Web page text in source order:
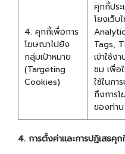
4. คุกกี้เพื่อการ
โฆษณาไปยัง
กลุ่มเป้าหมาย
(Targeting
Cookies)
คุกกี้ประ
โยงเว็
Tags,
เข้าใช้ง
ชม เพื่อ
ใช้ในก
ถึงการ
ของท่าน
4. การตั้งค่าและการปฏิเสธคุก